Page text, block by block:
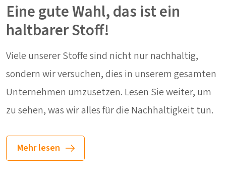
Eine gute Wahl, das ist ein
haltbarer Stoff!
Viele unserer Stoffe sind nicht nur nachhaltig,
sondern wir versuchen, dies in unserem gesamten
Unternehmen umzusetzen. Lesen Sie weiter, um
zu sehen, was wir alles für die Nachhaltigkeit tun.
Mehr lesen